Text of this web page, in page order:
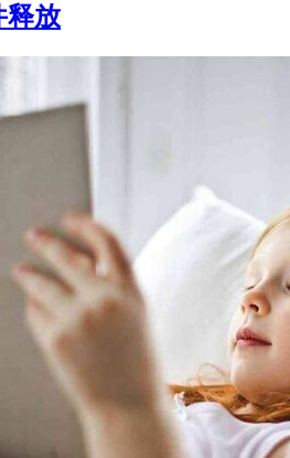
释放